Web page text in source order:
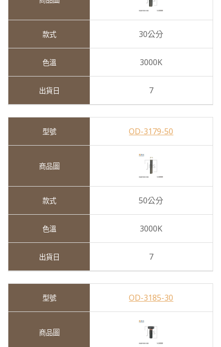
30公分
3000K
7
OD-3179-50
50公分
3000K
7
OD-3185-30